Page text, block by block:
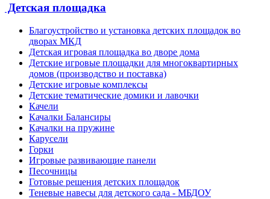
Детская площадка
Благоустройство и установка детских площадок во
дворах МКД
Детская игровая площадка во дворе дома
Детские игровые площадки для многоквартирных
домов (производство и поставка)
Детские игровые комплексы
Детские тематические домики и лавочки
Качели
Качалки Балансиры
Качалки на пружине
Карусели
Горки
Игровые развивающие панели
Песочницы
Готовые решения детских площадок
Теневые навесы для детского сада - МБДОУ